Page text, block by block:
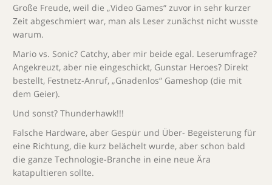
Große Freude, weil die „Video Games“ zuvor in sehr kurzer
Zeit abgeschmiert war, man als Leser zunächst nicht wusste
warum.
Mario vs. Sonic? Catchy, aber mir beide egal. Leserumfrage?
Angekreuzt, aber nie eingeschickt, Gunstar Heroes? Direkt
bestellt, Festnetz-Anruf, „Gnadenlos“ Gameshop (die mit
dem Geier).
Und sonst? Thunderhawk!!!
Falsche Hardware, aber Gespür und Über- Begeisterung für
eine Richtung, die kurz belächelt wurde, aber schon bald
die ganze Technologie-Branche in eine neue Ära
katapultieren sollte.